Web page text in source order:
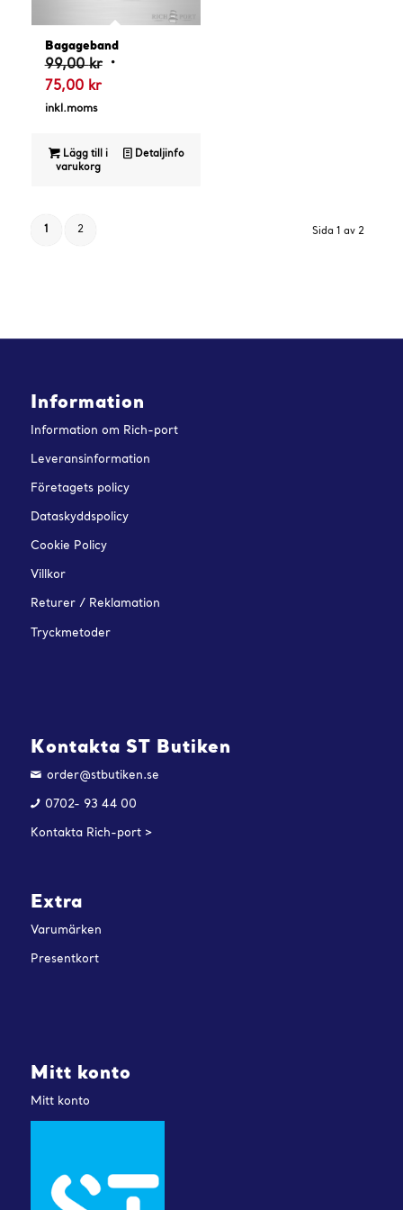
Bagageband
99,00kr Det
99,00 kr.
75,00 krDet
är:
75,00 kr.
inkl.moms
Lägg till i
varukorg
Detaljinfo
Sida 1 av 2
1 2
Information
Information om Rich-port
Leveransinformation
Företagets policy
Dataskyddspolicy
Cookie Policy
Villkor
Returer / Reklamation
Tryckmetoder
Kontakta ST Butiken
order@stbutiken.se
0702- 93 44 00
Kontakta Rich-port >
Extra
Varumärken
Presentkort
Mitt konto
Mitt konto